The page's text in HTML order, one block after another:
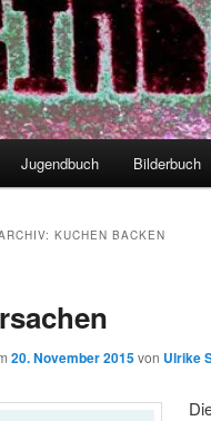
Jugendbuch Bilderbuch
KUCHEN BACKEN
20. November 2015von Ulrike